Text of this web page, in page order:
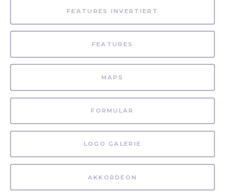
FEATURES INVERTIERT
FEATURES
MAPS
FORMULAR
LOGO GALERIE
AKKORDEON